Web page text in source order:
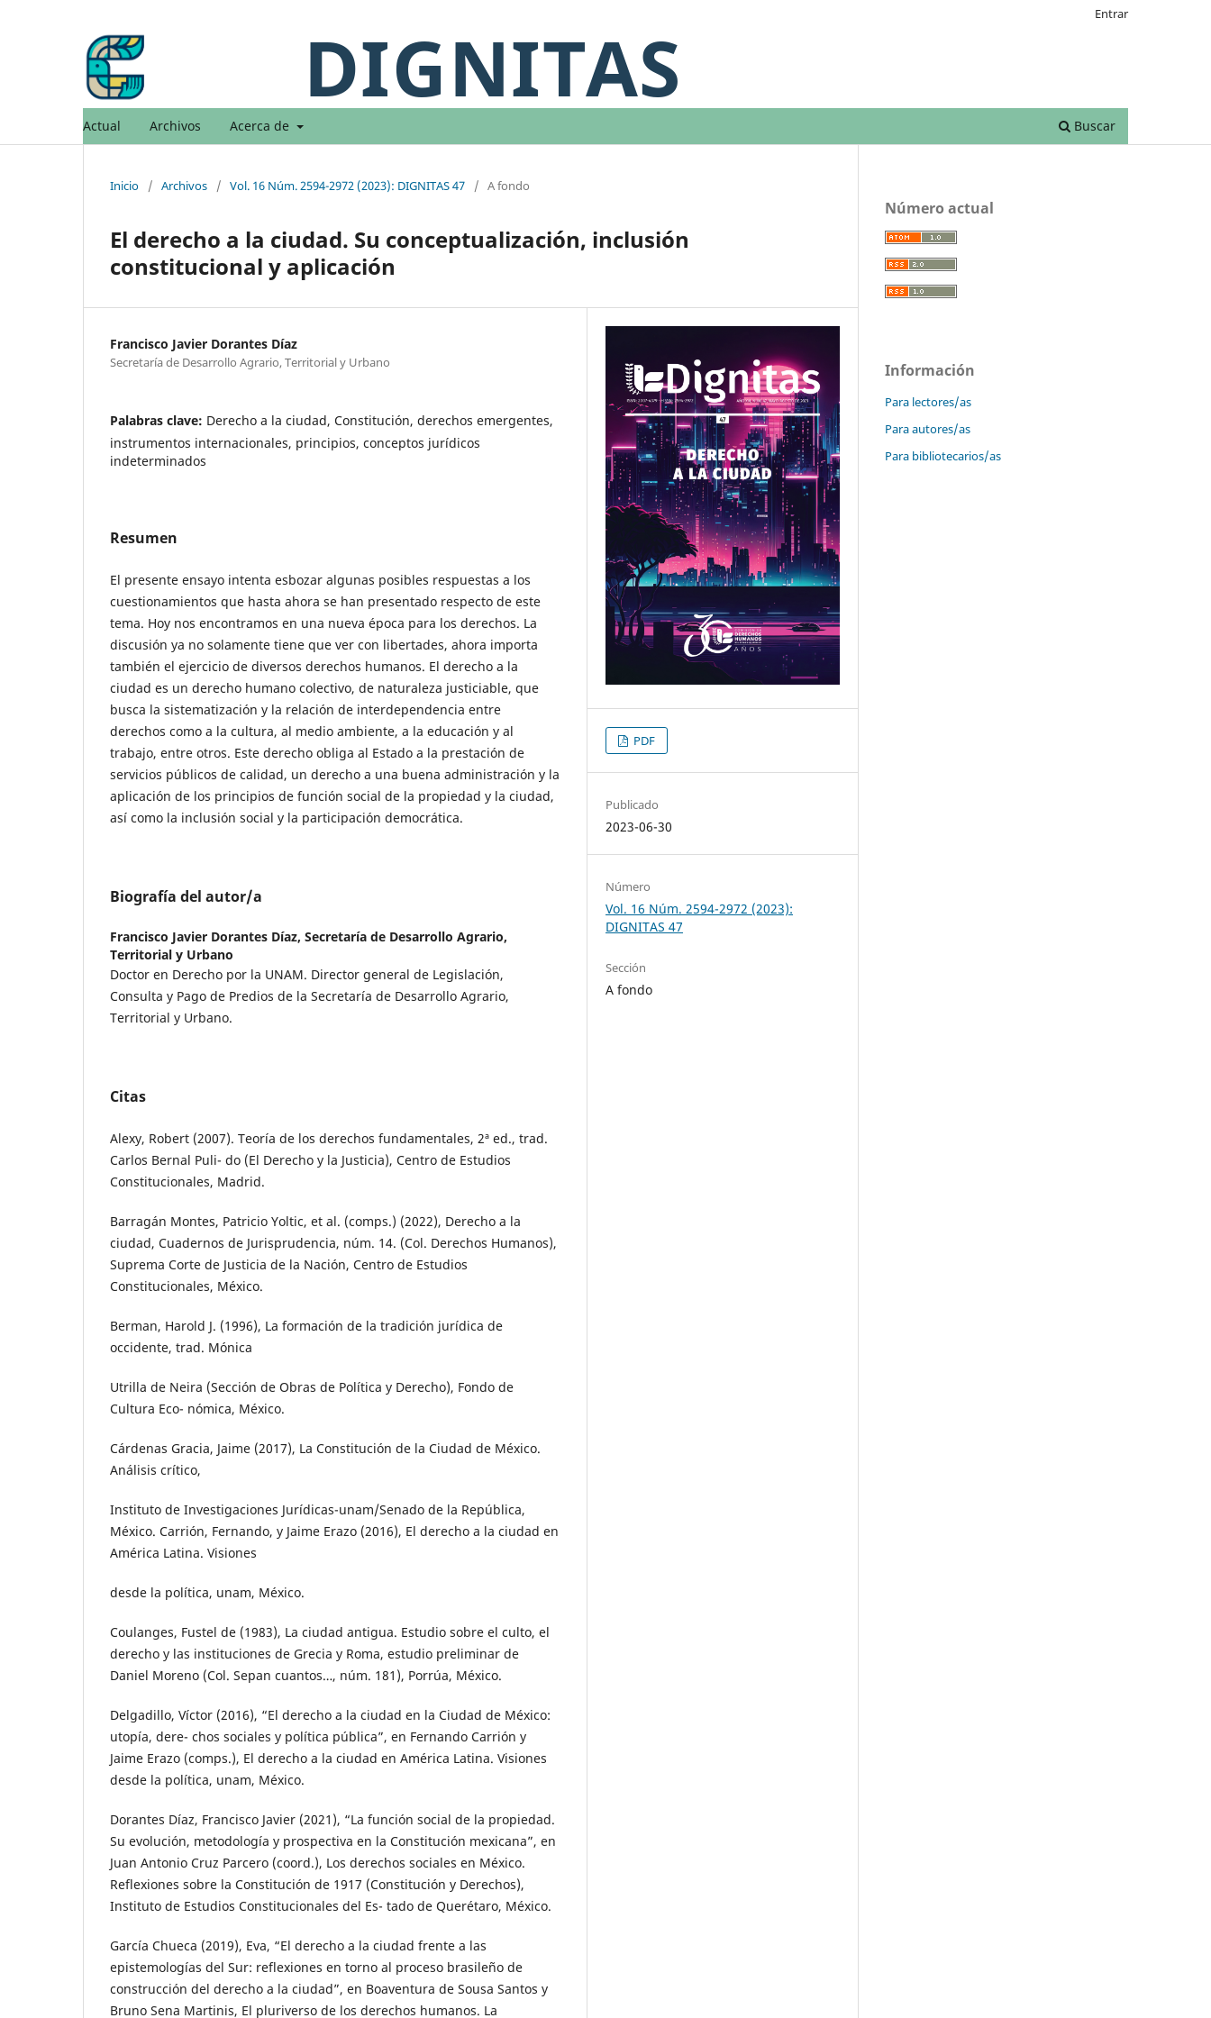
DIGNITAS
Actual Archivos Acerca de Buscar
Entrar
Inicio / Archivos / Vol. 16 Núm. 2594-2972 (2023): DIGNITAS 47 / A fondo
El derecho a la ciudad. Su conceptualización, inclusión
constitucional y aplicación
Francisco Javier Dorantes Díaz
Secretaría de Desarrollo Agrario, Territorial y Urbano
Palabras clave: Derecho a la ciudad, Constitución, derechos emergentes,
instrumentos internacionales, principios, conceptos jurídicos
indeterminados
Resumen
El presente ensayo intenta esbozar algunas posibles respuestas a los
cuestionamientos que hasta ahora se han presentado respecto de este
tema. Hoy nos encontramos en una nueva época para los derechos. La
discusión ya no solamente tiene que ver con libertades, ahora importa
también el ejercicio de diversos derechos humanos. El derecho a la
ciudad es un derecho humano colectivo, de naturaleza justiciable, que
busca la sistematización y la relación de interdependencia entre
derechos como a la cultura, al medio ambiente, a la educación y al
trabajo, entre otros. Este derecho obliga al Estado a la prestación de
servicios públicos de calidad, un derecho a una buena administración y la
aplicación de los principios de función social de la propiedad y la ciudad,
así como la inclusión social y la participación democrática.
Biografía del autor/a
Francisco Javier Dorantes Díaz, Secretaría de Desarrollo Agrario,
Territorial y Urbano
Doctor en Derecho por la UNAM. Director general de Legislación,
Consulta y Pago de Predios de la Secretaría de Desarrollo Agrario,
Territorial y Urbano.
Citas
Alexy, Robert (2007). Teoría de los derechos fundamentales, 2ª ed., trad.
Carlos Bernal Puli- do (El Derecho y la Justicia), Centro de Estudios
Constitucionales, Madrid.
Barragán Montes, Patricio Yoltic, et al. (comps.) (2022), Derecho a la
ciudad, Cuadernos de Jurisprudencia, núm. 14. (Col. Derechos Humanos),
Suprema Corte de Justicia de la Nación, Centro de Estudios
Constitucionales, México.
Berman, Harold J. (1996), La formación de la tradición jurídica de
occidente, trad. Mónica
Utrilla de Neira (Sección de Obras de Política y Derecho), Fondo de
Cultura Eco- nómica, México.
Cárdenas Gracia, Jaime (2017), La Constitución de la Ciudad de México.
Análisis crítico,
Instituto de Investigaciones Jurídicas-unam/Senado de la República,
México. Carrión, Fernando, y Jaime Erazo (2016), El derecho a la ciudad en
América Latina. Visiones
desde la política, unam, México.
Coulanges, Fustel de (1983), La ciudad antigua. Estudio sobre el culto, el
derecho y las instituciones de Grecia y Roma, estudio preliminar de
Daniel Moreno (Col. Sepan cuantos…, núm. 181), Porrúa, México.
Delgadillo, Víctor (2016), “El derecho a la ciudad en la Ciudad de México:
utopía, dere- chos sociales y política pública”, en Fernando Carrión y
Jaime Erazo (comps.), El derecho a la ciudad en América Latina. Visiones
desde la política, unam, México.
Dorantes Díaz, Francisco Javier (2021), “La función social de la propiedad.
Su evolución, metodología y prospectiva en la Constitución mexicana”, en
Juan Antonio Cruz Parcero (coord.), Los derechos sociales en México.
Reflexiones sobre la Constitución de 1917 (Constitución y Derechos),
Instituto de Estudios Constitucionales del Es- tado de Querétaro, México.
García Chueca (2019), Eva, “El derecho a la ciudad frente a las
epistemologías del Sur: reflexiones en torno al proceso brasileño de
construcción del derecho a la ciudad”, en Boaventura de Sousa Santos y
Bruno Sena Martinis, El pluriverso de los derechos humanos. La
PDF
Publicado
2023-06-30
Número
Vol. 16 Núm. 2594-2972 (2023):
DIGNITAS 47
Sección
A fondo
Número actual
Información
Para lectores/as
Para autores/as
Para bibliotecarios/as